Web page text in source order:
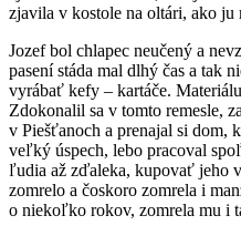
zjavila v kostole na oltári, ako
Jozef bol chlapec neučený a
pasení stáda mal dlhý čas a tak
vyrábať kefy – kartáče.
Zdokonalil sa v tomto remesle,
v Piešťanoch a prenajal si dom,
veľký úspech, lebo pracoval
ľudia až zďaleka, kupovať jeho
zomrelo a čoskoro zomrela i
o niekoľko rokov, zomrela mu i